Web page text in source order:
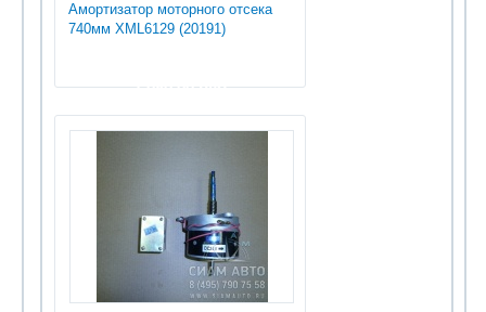
Амортизатор моторного отсека
740мм XML6129 (20191)
1 080.00 руб